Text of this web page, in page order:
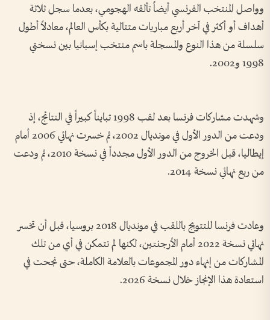
وواصل المنتخب الفرنسي أيضاً تألقه الهجومي، بعدما سجل ثلاثة
أهداف أو أكثر في آخر أربع مباريات متتالية بكأس العالم، معادلاً أطول
سلسلة من هذا النوع والمسجلة باسم منتخب إسبانيا بين نسختي
1998 و2002.
وشهدت مشاركات فرنسا بعد لقب 1998 تبايناً كبيراً في النتائج، إذ
ودعت من الدور الأول في مونديال 2002، ثم خسرت نهائي 2006 أمام
إيطاليا، قبل الخروج من الدور الأول مجدداً في نسخة 2010، ثم ودعت
من ربع نهائي نسخة 2014.
وعادت فرنسا للتتويج باللقب في مونديال 2018 بروسيا، قبل أن تخسر
نهائي نسخة 2022 أمام الأرجنتين، لكنها لم تتمكن في أي من تلك
المشاركات من إنهاء دور المجموعات بالعلامة الكاملة، حتى نجحت في
استعادة هذا الإنجاز خلال نسخة 2026.